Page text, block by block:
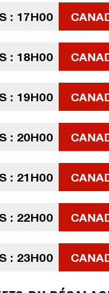
: 17H00
: 18H00
: 19H00
: 20H00
: 21H00
: 22H00
: 23H00